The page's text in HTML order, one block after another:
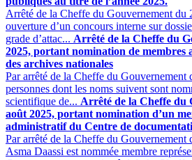
Arrêté de la Cheffe du Gouvernement du
ouverture d’un concours interne sur
grade d’attac... Arrêté de la Cheffe du
2025, portant nomination de membres
des archives nationales
Par arrêté de la Cheffe du Gouvernement
personnes dont les noms suivent sont
scientifique de... Arrêté de la Cheffe du
août 2025, portant nomination d’un
administratif du Centre de
Par arrêté de la Cheffe du Gouvernement
Asma Daassi est nommée membre